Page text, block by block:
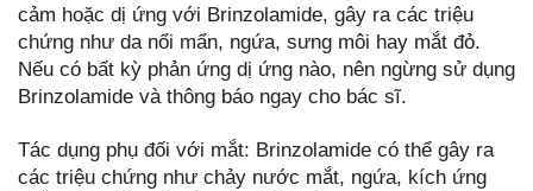
cảm hoặc dị ứng với Brinzolamide, gây ra các triệu
chứng như da nổi mẩn, ngứa, sưng môi hay mắt đỏ.
Nếu có bất kỳ phản ứng dị ứng nào, nên ngừng sử dụng
Brinzolamide và thông báo ngay cho bác sĩ.
Tác dụng phụ đối với mắt: Brinzolamide có thể gây ra
các triệu chứng như chảy nước mắt, ngứa, kích ứng